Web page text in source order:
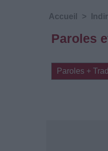
Accueil >
Paroles
Paroles +